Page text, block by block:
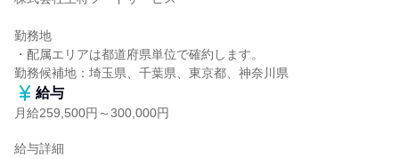
勤務地
・配属エリアは都道府県単位で確約します。
勤務候補地：埼玉県、千葉県、東京都、神奈川県
給与
月給259,500円～300,000円
給与詳細